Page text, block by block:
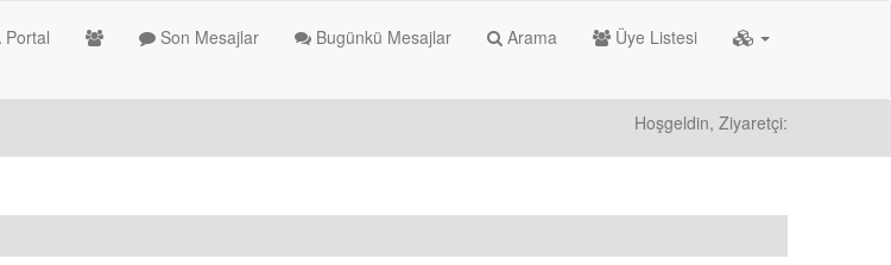
Portal Son Mesajlar Bugünkü Mesajlar Arama Üye Listesi
Hoşgeldin, Ziyaretçi: